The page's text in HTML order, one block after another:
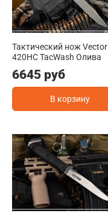
Тактический нож Vector
420HC TacWash Олива
6645 руб
В корзину